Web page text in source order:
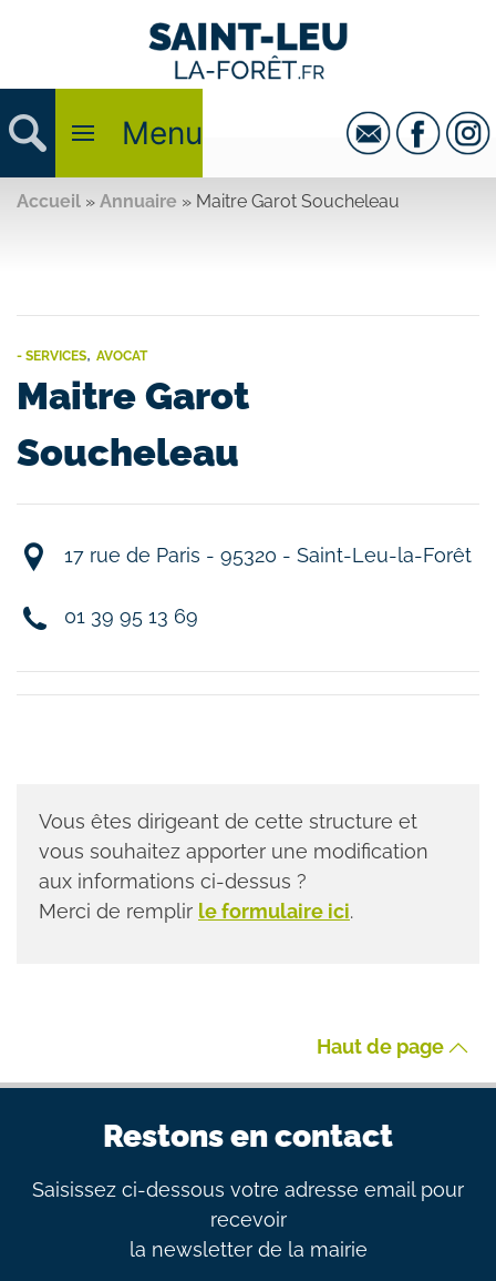
Menu
Accueil » Annuaire » Maitre Garot Soucheleau
- SERVICES, AVOCAT
Maitre Garot
Soucheleau
17 rue de Paris - 95320 - Saint-Leu-la-Forêt
01 39 95 13 69
Vous êtes dirigeant de cette structure et
vous souhaitez apporter une modification
aux informations ci-dessus ?
Merci de remplir le formulaire ici.
Haut de page
Restons en contact
Saisissez ci-dessous votre adresse email pour
recevoir
la newsletter de la mairie